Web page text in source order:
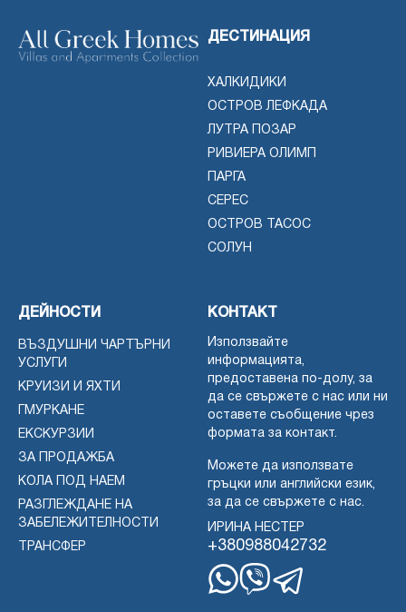
ДЕСТИНАЦИЯ
ХАЛКИДИКИ
ОСТРОВ ЛЕФКАДА
ЛУТРА ПОЗАР
РИВИЕРА ОЛИМП
ПАРГА
СЕРЕС
ОСТРОВ ТАСОС
СОЛУН
ДЕЙНОСТИ
ВЪЗДУШНИ ЧАРТЪРНИ
УСЛУГИ
КРУИЗИ И ЯХТИ
ГМУРКАНЕ
ЕКСКУРЗИИ
ЗА ПРОДАЖБА
КОЛА ПОД НАЕМ
РАЗГЛЕЖДАНЕ НА
ЗАБЕЛЕЖИТЕЛНОСТИ
ТРАНСФЕР
КОНТАКТ
Използвайте
информацията,
предоставена по-долу, за
да се свържете с нас или ни
оставете съобщение чрез
формата за контакт.
Можете да използвате
гръцки или английски език,
за да се свържете с нас.
ИРИНА НЕСТЕР
+380988042732